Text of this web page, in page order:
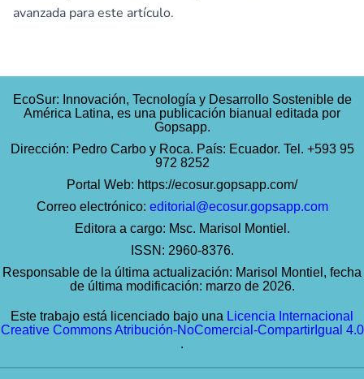
avanzada para este artículo.
EcoSur: Innovación, Tecnología y Desarrollo Sostenible de
América Latina, es una publicación bianual editada por
Gopsapp.
Dirección: Pedro Carbo y Roca. País: Ecuador. Tel. +593 95
972 8252
Portal Web: https://ecosur.gopsapp.com/
Correo electrónico: editorial@ecosur.gopsapp.com
Editora a cargo: Msc. Marisol Montiel.
ISSN: 2960-8376.
Responsable de la última actualización: Marisol Montiel, fecha
de última modificación: marzo de 2026.
Este trabajo está licenciado bajo una Licencia Internacional
Creative Commons Atribución-NoComercial-CompartirIgual 4.0
.